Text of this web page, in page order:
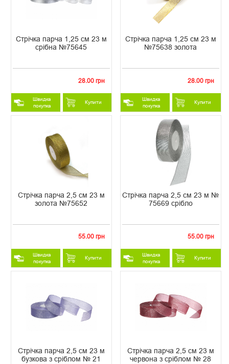
Стрічка парча 1,25 см 23 м
срібна №75645
28.00 грн
Швидка
покупка
Купити
Стрічка парча 1,25 см 23 м
№75638 золота
28.00 грн
Швидка
покупка
Купити
Стрічка парча 2,5 см 23 м
золота №75652
55.00 грн
Швидка
покупка
Купити
Стрічка парча 2,5 см 23 м №
75669 срібло
55.00 грн
Швидка
покупка
Купити
Стрічка парча 2,5 см 23 м
бузкова з сріблом № 21
Стрічка парча 2,5 см 23 м
червона з сріблом № 28